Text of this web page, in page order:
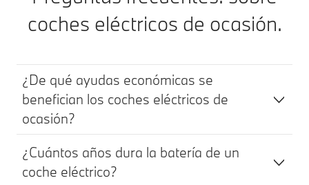
coches eléctricos de ocasión.
¿De qué ayudas económicas se
benefician los coches eléctricos de
ocasión?
¿Cuántos años dura la batería de un
coche eléctrico?